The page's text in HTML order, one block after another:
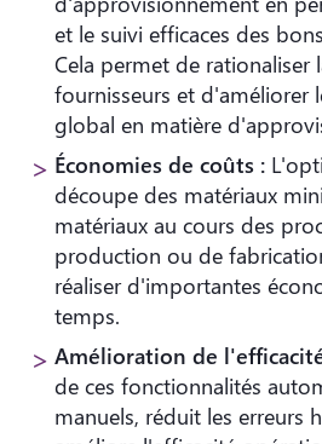
et le suivi efficaces des
Cela permet de rationaliser
fournisseurs et d'améliorer
global en matière
Économies de coûts :
découpe des matériaux
matériaux au cours des
production ou de
réaliser d'importantes
temps.
Amélioration de
de ces fonctionnalités
manuels, réduit les erreurs